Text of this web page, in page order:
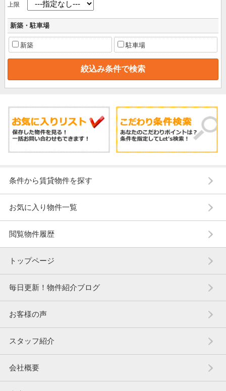
上限
新築・駐車場
新築 駐車場
条件から賃貸物件を探す
お気に入り物件一覧
閲覧物件履歴
トップページ
毎日更新！物件紹介ブログ
お客様の声
スタッフ紹介
会社概要